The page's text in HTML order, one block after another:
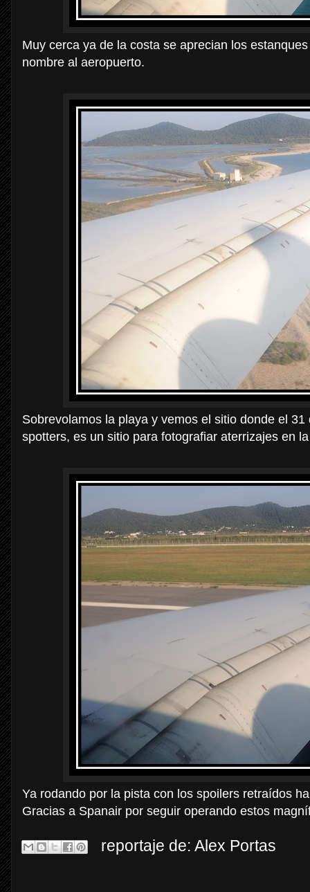
Muy cerca ya de la costa se aprecian los
nombre al aeropuerto.
Sobrevolamos la playa y vemos el sitio donde el
spotters, es un sitio para fotografiar aterrizajes en
Ya rodando por la pista con los spoilers retraídos
Gracias a Spanair por seguir operando estos
reportaje de: Alex Portas